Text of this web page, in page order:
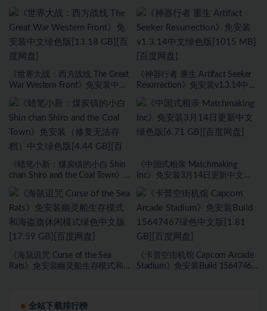
《世界大战：西方战线 The Great
War Western Front》免安装中文
《神器行者 重生 Artifact Seeker
Resurrection》免安装v1.3.14中文
《蜡笔小新：煤炭镇的小白 Shin
chan Shiro and the Coal Town》
色版[4.44 GB][百度网盘]
《中国式相亲 Matchmaking
Inc》免安装3月14日更新中文绿
《海鼠诅咒 Curse of the Sea
Rats》免安装幽灵船生存模式和
《卡普空街机馆 Capcom Arcade
Stadium》免安装Build 15647467
全站下载排行榜